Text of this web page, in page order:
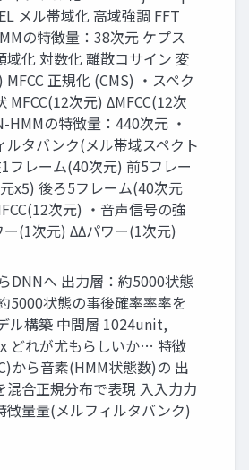
メル帯域化 高域強調 FFT
の特徴量：38次元 ケプス
域化 対数化 離散コサイン 変
MFCC 正規化 (CMS) ・スペク
MFCC(12次元) ΔMFCC(12次
HMMの特徴量：440次元 ・
ルタバンク(メル帯域スペクト
フレーム(40次元) 前5フレー
x5) 後ろ5フレーム(40次元
次元) ・音声信号の強
ー(1次元) ΔΔパワー(1次元)
DNNへ 出力層：約5000状態
5000状態の事後確率率率を
ル構築 中間層 1024unit,
どれが尤もらしいか… 特徴
から音素(HMM状態数)の 出
混合正規分布で表現 ⼊入⼒力
徴量量(メルフィルタバンク)